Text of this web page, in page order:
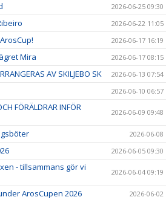
2026-06-25 09:30
2026-06-22 11:05
2026-06-17 16:19
Mira 2026-06-17 08:15
AV SKILJEBO SK 2026-06-13 07:54
2026-06-10 06:57
FÖRÄLDRAR INFÖR
2026-06-09 09:48
2026-06-08
2026-06-05 09:30
- tillsammans gör vi
2026-06-04 09:19
ArosCupen 2026 2026-06-02